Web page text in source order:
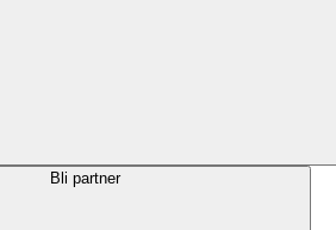
Bli partner